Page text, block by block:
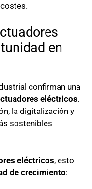
en
confirman una
eléctricos.
la digitalización y
sostenibles
eléctricos, esto
de crecimiento: